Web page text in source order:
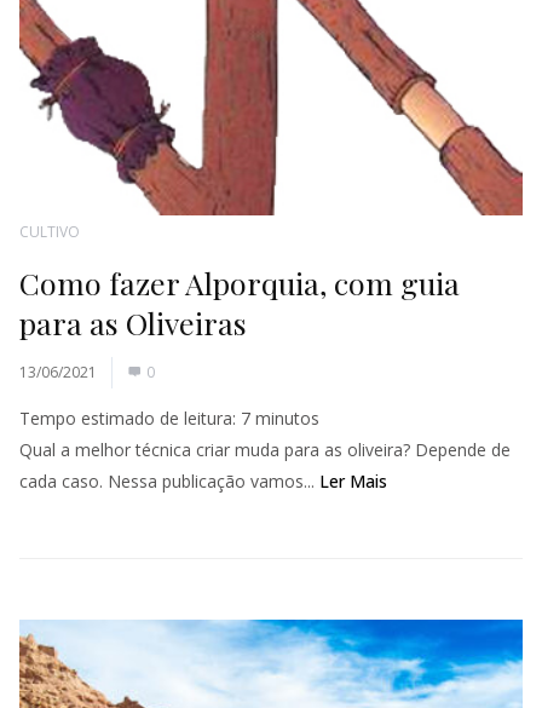
CULTIVO
Como fazer Alporquia, com guia
para as Oliveiras
13/06/2021 0
Tempo estimado de leitura: 7 minutos
Qual a melhor técnica criar muda para as oliveira? Depende de
cada caso. Nessa publicação vamos... Ler Mais